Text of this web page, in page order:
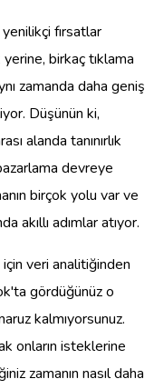
fırsatlar
birkaç tıklama
zamanda daha geniş
Düşünün ki,
alanda tanınırlık
devreye
birçok yolu var ve
akıllı adımlar atıyor.
için veri analitiğinden
gördüğünüz o
kalmıyorsunuz.
onların isteklerine
zamanın nasıl daha